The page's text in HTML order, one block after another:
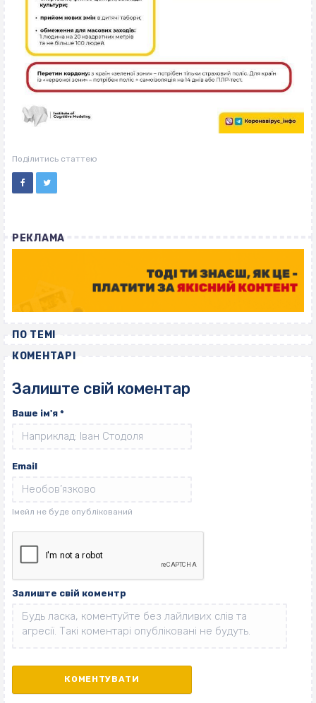
Поділитись статтею
РЕКЛАМА
ПО ТЕМІ
КОМЕНТАРІ
Залиште свій коментар
Ваше ім'я *
Email
Залиште свій коментр